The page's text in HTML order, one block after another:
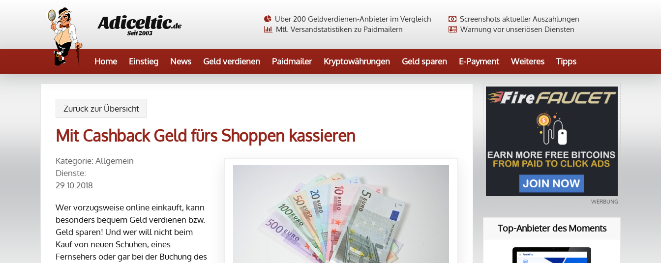
Adiceltic.de
Seit 2003
Screenshots aktueller Auszahlungen
Über 200 Geldverdienen-Anbieter im Vergleich
Warnung vor unseriösen Diensten
Mtl. Versandstatistiken zu Paidmailern
Home Einstieg News Geld verdienen Paidmailer Kryptowährungen Geld sparen E-Payment Weiteres Tipps
Zurück zur Übersicht
Mit Cashback Geld fürs Shoppen kassieren
Kategorie: Allgemein
Dienste:
29.10.2018
Wer vorzugsweise online einkauft, kann
besonders bequem Geld verdienen bzw.
Geld sparen! Und wer will nicht beim
Kauf von neuen Schuhen, eines
Fernsehers oder gar bei der Buchung des
Top-Anbieter des Moments